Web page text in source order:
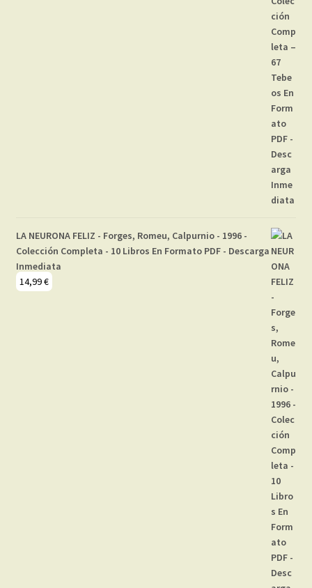
LA NEURONA FELIZ - Forges, Romeu, Calpurnio - 1996 -
Colección Completa - 10 Libros En Formato PDF - Descarga
Inmediata
14,99€